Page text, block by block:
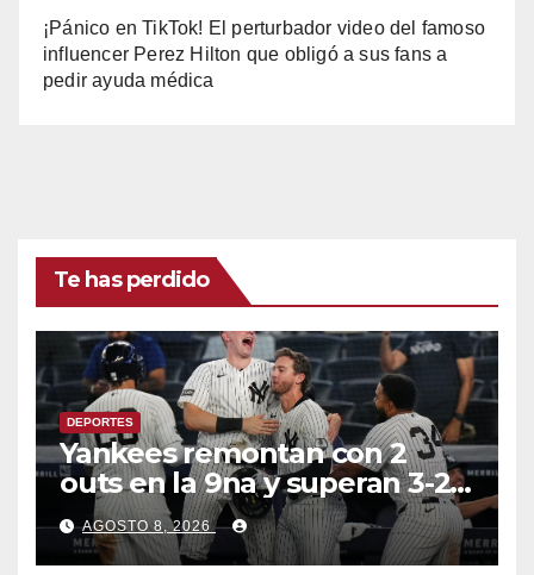
¡Pánico en TikTok! El perturbador video del famoso
influencer Perez Hilton que obligó a sus fans a
pedir ayuda médica
Te has perdido
DEPORTES
Yankees remontan con 2
outs en la 9na y superan 3-2 a
Bravos en 10 innings tras
larga lluvia
AGOSTO 8, 2026